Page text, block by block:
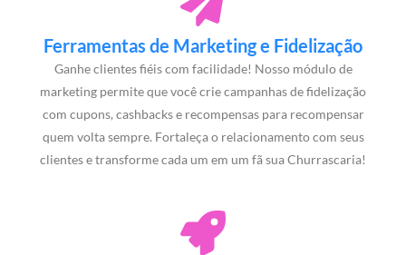
Ferramentas de Marketing e Fidelização
Ganhe clientes fiéis com facilidade! Nosso módulo de
marketing permite que você crie campanhas de fidelização
com cupons, cashbacks e recompensas para recompensar
quem volta sempre. Fortaleça o relacionamento com seus
clientes e transforme cada um em um fã sua Churrascaria!